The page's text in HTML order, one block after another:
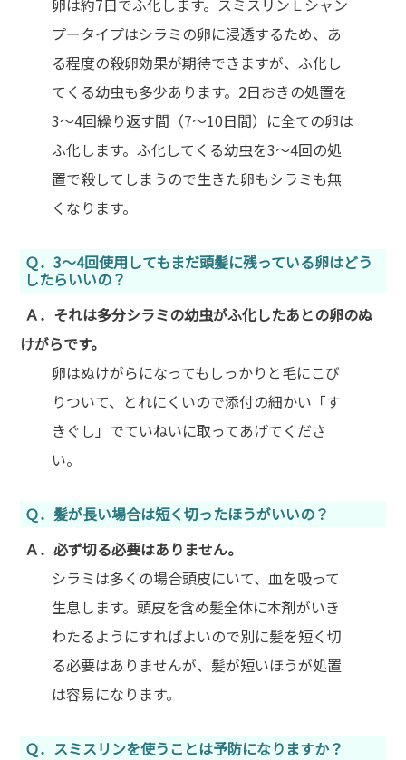
卵は約7日でふ化します。スミスリンＬシャン
プータイプはシラミの卵に浸透するため、あ
る程度の殺卵効果が期待できますが、ふ化し
てくる幼虫も多少あります。2日おきの処置を
3～4回繰り返す間（7～10日間）に全ての卵は
ふ化します。ふ化してくる幼虫を3～4回の処
置で殺してしまうので生きた卵もシラミも無
くなります。
Ｑ．3～4回使用してもまだ頭髪に残っている卵はどう
したらいいの？
Ａ．それは多分シラミの幼虫がふ化したあとの卵のぬ
けがらです。
卵はぬけがらになってもしっかりと毛にこび
りついて、とれにくいので添付の細かい「す
きぐし」でていねいに取ってあげてくださ
い。
Ｑ．髪が長い場合は短く切ったほうがいいの？
Ａ．必ず切る必要はありません。
シラミは多くの場合頭皮にいて、血を吸って
生息します。頭皮を含め髪全体に本剤がいき
わたるようにすればよいので別に髪を短く切
る必要はありませんが、髪が短いほうが処置
は容易になります。
Ｑ．スミスリンを使うことは予防になりますか？